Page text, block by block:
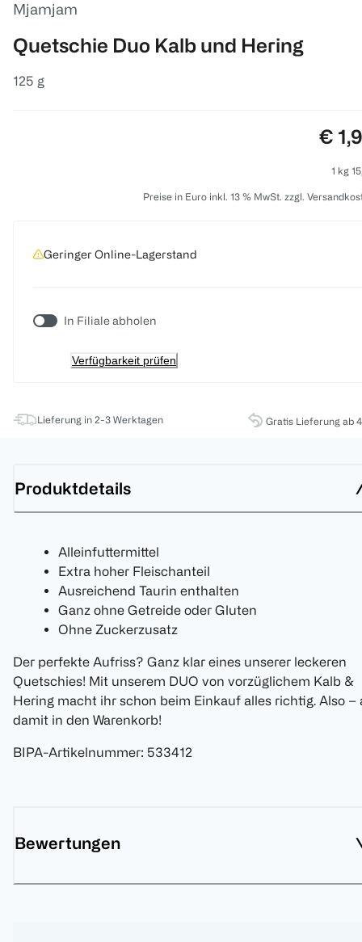
Mjamjam
Quetschie Duo Kalb und Hering
125 g
€
1 kg
Preise in Euro inkl. 13 % MwSt. zzgl.
Geringer Online-Lagerstand
In Filiale abholen
Verfügbarkeit prüfen
Lieferung in 2-3 Werktagen Gratis Lieferung ab
Produktdetails
Alleinfuttermittel
Extra hoher Fleischanteil
Ausreichend Taurin enthalten
Ganz ohne Getreide oder Gluten
Ohne Zuckerzusatz
Der perfekte Aufriss? Ganz klar eines unserer leckeren
Quetschies! Mit unserem DUO von vorzüglichem Kalb &
Hering macht ihr schon beim Einkauf alles richtig. Also –
damit in den Warenkorb!
BIPA-Artikelnummer: 533412
Bewertungen